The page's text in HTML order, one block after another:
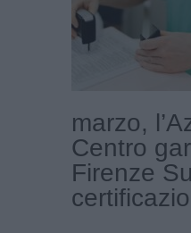
marzo,
Centro
Firenze